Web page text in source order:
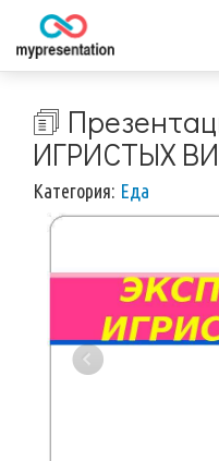
🗊
ИГРИСТЫХ
Категория: Eда